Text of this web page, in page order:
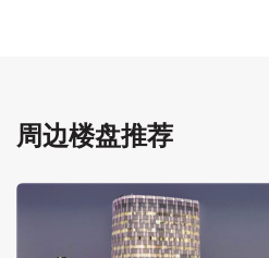
周边楼盘推荐